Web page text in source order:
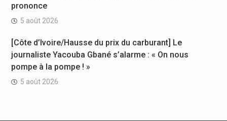
prononce
5 août 2026
[Côte d’Ivoire/Hausse du prix du carburant] Le
journaliste Yacouba Gbané s’alarme : « On nous
pompe à la pompe ! »
5 août 2026